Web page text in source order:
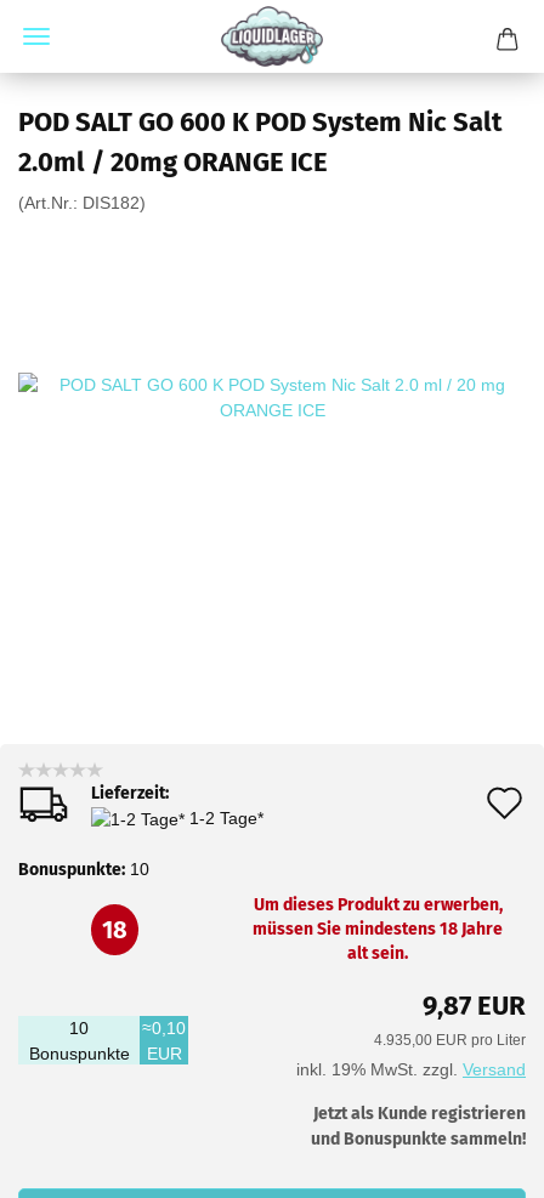
POD SALT GO 600 K POD System Nic Salt
2.0ml / 20mg ORANGE ICE
(Art.Nr.: DIS182)
Lieferzeit:
1-2 Tage*
Bonuspunkte: 10
18
Um dieses Produkt zu erwerben,
müssen Sie mindestens 18 Jahre
alt sein.
9,87 EUR
4.935,00 EUR pro Liter
inkl. 19% MwSt. zzgl. Versand
10
Bonuspunkte
≈0,10
EUR
Jetzt als Kunde registrieren
und Bonuspunkte sammeln!